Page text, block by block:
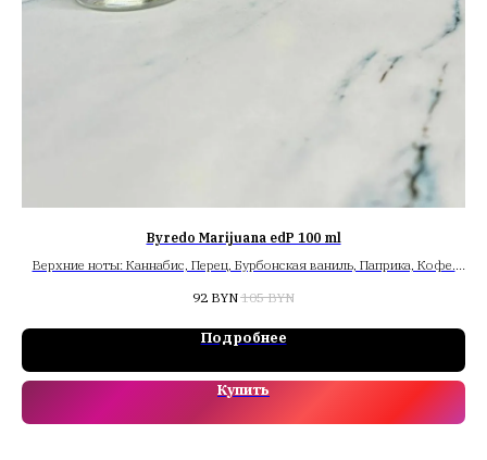
Byredo Marijuana edP 100 ml
Верхние ноты: Каннабис, Перец, Бурбонская ваниль, Паприка, Кофе.
Базовые ноты: Кедр, Пачули, Сандал.
92 BYN 105 BYN
Подробнее
Купить